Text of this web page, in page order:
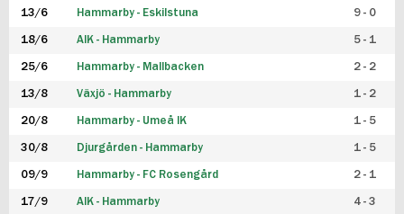
13/6 Hammarby - Eskilstuna 9 - 0
18/6 AIK - Hammarby 5 - 1
25/6 Hammarby - Mallbacken 2 - 2
13/8 Växjö - Hammarby 1 - 2
20/8 Hammarby - Umeå IK 1 - 5
30/8 Djurgården - Hammarby 1 - 5
09/9 Hammarby - FC Rosengård 2 - 1
17/9 AIK - Hammarby 4 - 3